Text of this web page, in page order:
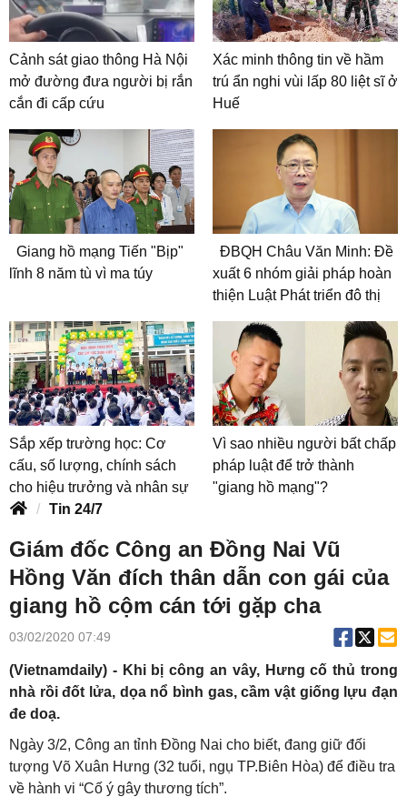
Cảnh sát giao thông Hà Nội
mở đường đưa người bị rắn
cắn đi cấp cứu
Xác minh thông tin về hầm
trú ẩn nghi vùi lấp 80 liệt sĩ ở
Huế
Giang hồ mạng Tiến "Bịp"
lĩnh 8 năm tù vì ma túy
ĐBQH Châu Văn Minh: Đề
xuất 6 nhóm giải pháp hoàn
thiện Luật Phát triển đô thị
Sắp xếp trường học: Cơ
cấu, số lượng, chính sách
cho hiệu trưởng và nhân sự
Vì sao nhiều người bất chấp
pháp luật để trở thành
"giang hồ mạng"?
Tin 24/7
Giám đốc Công an Đồng Nai Vũ
Hồng Văn đích thân dẫn con gái của
giang hồ cộm cán tới gặp cha
03/02/2020 07:49
(Vietnamdaily) - Khi bị công an vây, Hưng cố thủ trong
nhà rồi đốt lửa, dọa nổ bình gas, cầm vật giống lựu đạn
đe doạ.
Ngày 3/2, Công an tỉnh Đồng Nai cho biết, đang giữ đối
tượng Võ Xuân Hưng (32 tuổi, ngụ TP.Biên Hòa) để điều tra
về hành vi “Cố ý gây thương tích”.